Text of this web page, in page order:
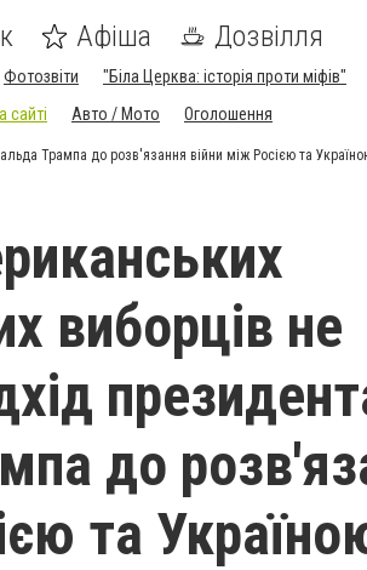
Афіша Дозвілля
Фотозвіти "Біла Церква: історія проти міфів"
сайті Авто / Мото Оголошення
Трампа до розв'язання війни між Росією та
виборців не
до
та